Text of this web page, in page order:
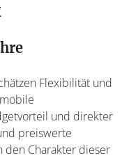
Flexibilität und
und direkter
preiswerte
den Charakter dieser